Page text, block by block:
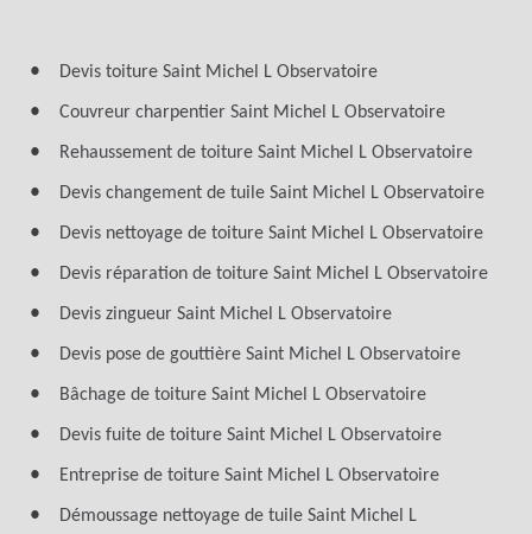
Devis toiture Saint Michel L Observatoire
Couvreur charpentier Saint Michel L Observatoire
Rehaussement de toiture Saint Michel L Observatoire
Devis changement de tuile Saint Michel L Observatoire
Devis nettoyage de toiture Saint Michel L Observatoire
Devis réparation de toiture Saint Michel L Observatoire
Devis zingueur Saint Michel L Observatoire
Devis pose de gouttière Saint Michel L Observatoire
Bâchage de toiture Saint Michel L Observatoire
Devis fuite de toiture Saint Michel L Observatoire
Entreprise de toiture Saint Michel L Observatoire
Démoussage nettoyage de tuile Saint Michel L